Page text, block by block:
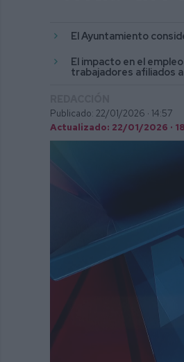
El Ayuntamiento
El impacto en el
trabajadores afiliados
Publicado: 22/01/2026 · 14:57
Actualizado: 22/01/2026 ·